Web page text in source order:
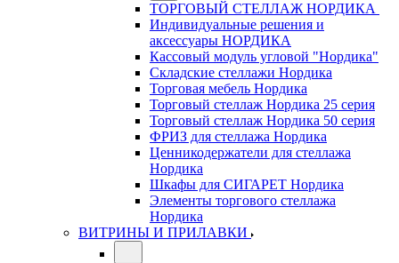
ТОРГОВЫЙ СТЕЛЛАЖ НОРДИКА
Индивидуальные решения и
аксессуары НОРДИКА
Кассовый модуль угловой "Нордика"
Складские стеллажи Нордика
Торговая мебель Нордика
Торговый стеллаж Нордика 25 серия
Торговый стеллаж Нордика 50 серия
ФРИЗ для стеллажа Нордика
Ценникодержатели для стеллажа
Нордика
Шкафы для СИГАРЕТ Нордика
Элементы торгового стеллажа
Нордика
ВИТРИНЫ И ПРИЛАВКИ